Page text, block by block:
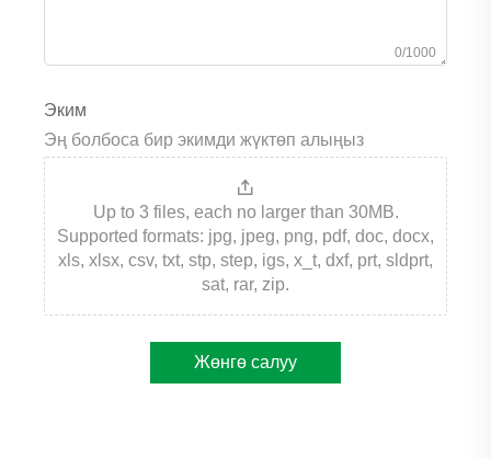
0/1000
Эким
Эң болбоса бир экимди жүктөп алыңыз
Up to 3 files, each no larger than 30MB.
Supported formats: jpg, jpeg, png, pdf, doc, docx,
xls, xlsx, csv, txt, stp, step, igs, x_t, dxf, prt, sldprt,
sat, rar, zip.
Жөнгө салуу